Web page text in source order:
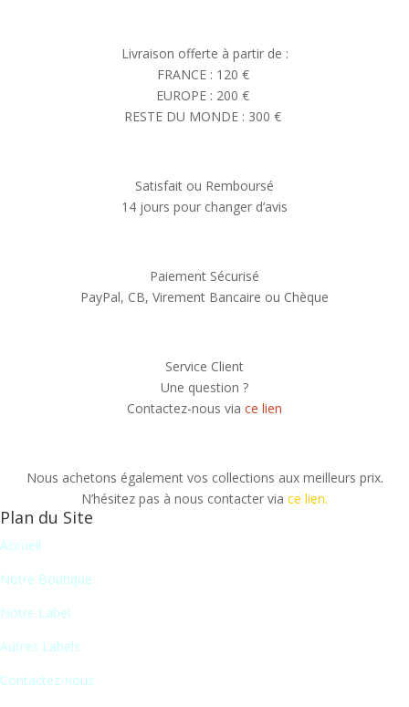
Livraison offerte à partir de :
FRANCE : 120 €
EUROPE : 200 €
RESTE DU MONDE : 300 €
Satisfait ou Remboursé
14 jours pour changer d’avis
Paiement Sécurisé
PayPal, CB, Virement Bancaire ou Chèque
Service Client
Une question ?
Contactez-nous via ce lien
Nous achetons également vos collections aux meilleurs prix.
N’hésitez pas à nous contacter via ce lien.
Plan du Site
Accueil
Notre Boutique
Notre Label
Autres Labels
Contactez-nous